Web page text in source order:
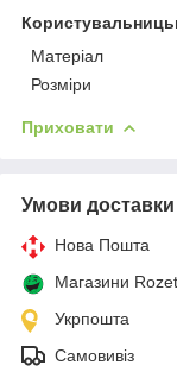
Матеріал
Розміри
Приховати
Умови доставки
Нова Пошта
Магазини
Укрпошта
Самовивіз